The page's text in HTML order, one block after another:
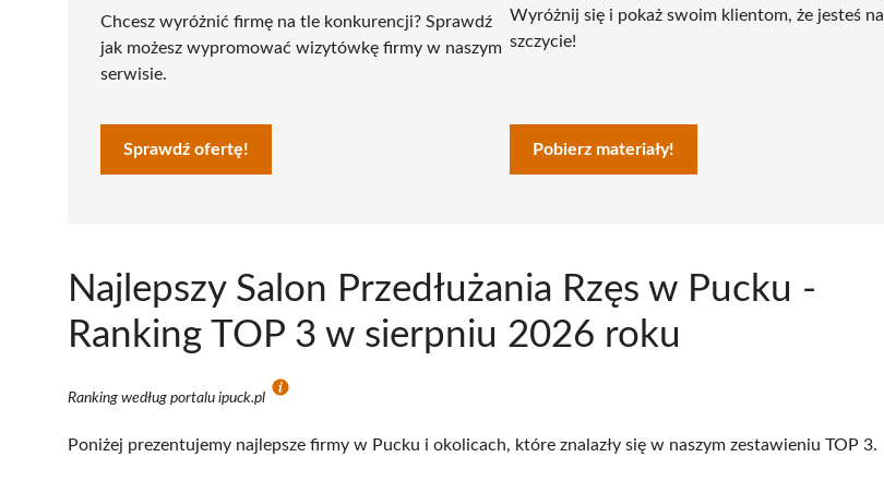
Chcesz wyróżnić firmę na tle konkurencji? Sprawdź
jak możesz wypromować wizytówkę firmy w naszym
serwisie.
Sprawdź ofertę!
Wyróżnij się i pokaż swoim klientom, że jesteś na
szczycie!
Pobierz materiały!
Najlepszy Salon Przedłużania Rzęs w Pucku -
Ranking TOP 3 w sierpniu 2026 roku
Ranking według portalu ipuck.pl
Poniżej prezentujemy najlepsze firmy w Pucku i okolicach, które znalazły się w naszym zestawieniu TOP 3.